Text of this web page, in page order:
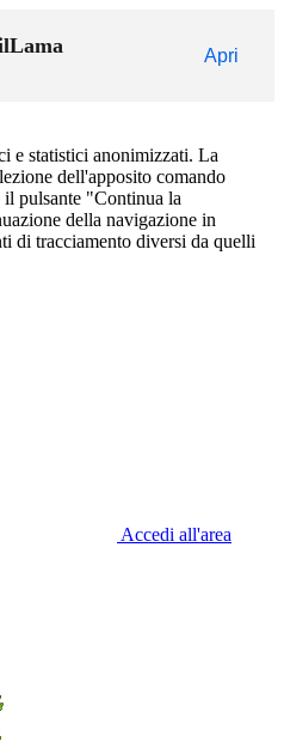
Apri
e statistici anonimizzati. La
dell'apposito comando
pulsante "Continua la
della navigazione in
di tracciamento diversi da quelli
Accedi all'area